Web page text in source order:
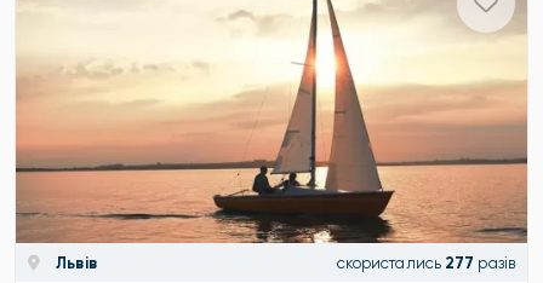
Львів скористались 277 разів